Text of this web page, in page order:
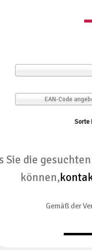
EAN-Code
Sorte
Sie die
können,
Gemäß der